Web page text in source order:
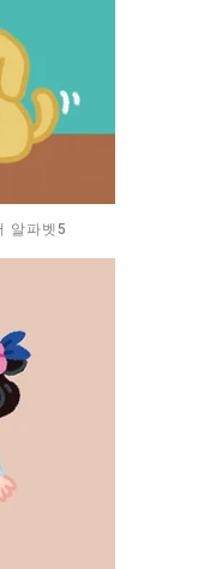
알파벳5